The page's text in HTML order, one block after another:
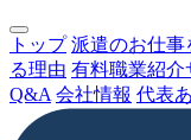
トップ 派遣のお仕事
る理由 有料職業紹介
Q&A 会社情報 代表